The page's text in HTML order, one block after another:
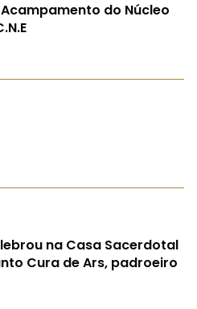
do Núcleo
na Casa Sacerdotal
Cura de Ars, padroeiro